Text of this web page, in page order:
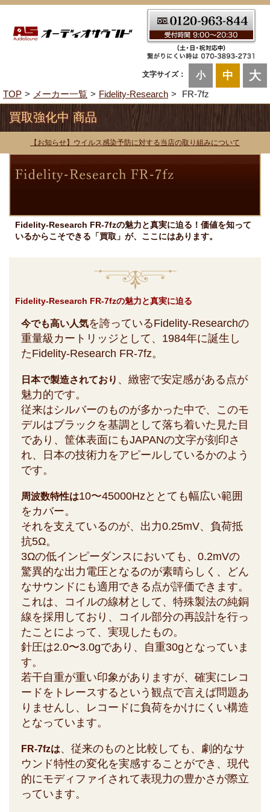
文字サイズ： 小 中 大
TOP メーカー一覧 Fidelity-Research FR-7fz
買取強化中 商品
【お知らせ】ウイルス感染予防に対する当店の取り組みについて
Fidelity-Research FR-7fzの魅力と真実に迫る！価値を知って
いるからこそできる「買取」が、ここにはあります。
Fidelity-Research FR-7fzの魅力と真実に迫る
今でも高い人気を誇っているFidelity-Researchの
重量級カートリッジとして、1984年に誕生し
たFidelity-Research FR-7fz。
日本で製造されており 、緻密で安定感がある点が
魅力的です。
従来はシルバーのものが多かった中で、このモ
デルはブラックを基調として落ち着いた見た目
であり、筐体表面にもJAPANの文字が刻印さ
れ、日本の技術力をアピールしているかのよう
です。
周波数特性は10〜45000Hzととても幅広い範囲
をカバー。
それを支えているのが、出力0.25mV、負荷抵
抗5Ω。
3Ωの低インピーダンスにおいても、0.2mVの
驚異的な出力電圧となるのが素晴らしく、どん
なサウンドにも適用できる点が評価できます。
これは、コイルの線材として、特殊製法の純銅
線を採用しており、コイル部分の再設計を行っ
たことによって、実現したもの。
針圧は2.0〜3.0gであり、自重30gとなっていま
す。
若干自重が重い印象がありますが、確実にレコ
ードをトレースするという観点で言えば問題あ
りませんし、レコードに負荷をかけにくい構造
となっています。
FR-7fzは、従来のものと比較しても、劇的なサ
ウンド特性の変化を実感することができ、現代
的にモディファイされて表現力の豊かさが際立
っています。